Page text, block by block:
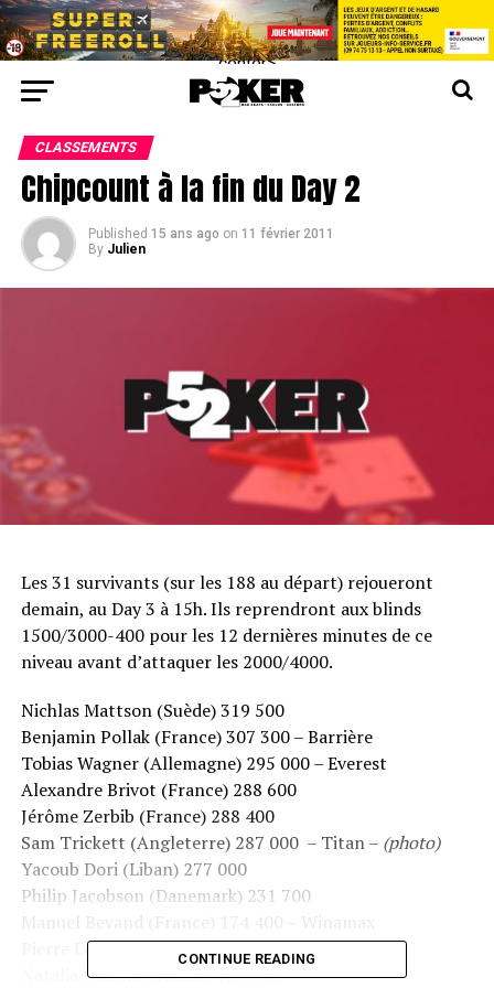
center>
CLASSEMENTS
Chipcount à la fin du Day 2
Published 15 ans ago on 11 février 2011
By Julien
Les 31 survivants (sur les 188 au départ) rejoueront
demain, au Day 3 à 15h. Ils reprendront aux blinds
1500/3000-400 pour les 12 dernières minutes de ce
niveau avant d’attaquer les 2000/4000.
Nichlas Mattson (Suède) 319 500
Benjamin Pollak (France) 307 300 – Barrière
Tobias Wagner (Allemagne) 295 000 – Everest
Alexandre Brivot (France) 288 600
Jérôme Zerbib (France) 288 400
Sam Trickett (Angleterre) 287 000 – Titan – (photo)
Yacoub Dori (Liban) 277 000
Philip Jacobson (Danemark) 231 700
Pierre Le Dour (France) 174 000
Natalia Nikitina (Russie) 167 700
CONTINUE READING